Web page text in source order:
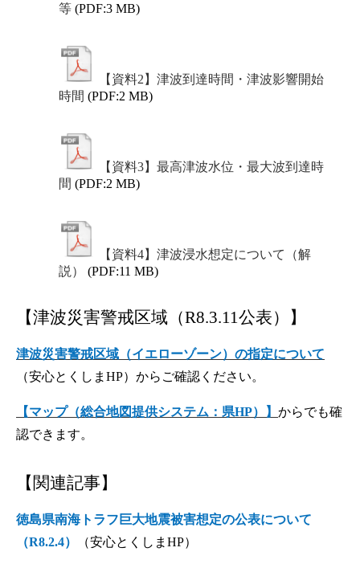
等 (PDF:3 MB)
【資料2】津波到達時間・津波影響開始
時間 (PDF:2 MB)
【資料3】最高津波水位・最大波到達時
間 (PDF:2 MB)
【資料4】津波浸水想定について（解
説）
(PDF:11 MB)
【津波災害警戒区域（R8.3.11公表）】
津波災害警戒区域（イエローゾーン）の指定について
（安心とくしまHP）からご確認ください。
【マップ（総合地図提供システム：県HP）】 からでも確
認できます。
【関連記事】
徳島県南海トラフ巨大地震被害想定の公表について
（R8.2.4）
（安心とくしまHP）